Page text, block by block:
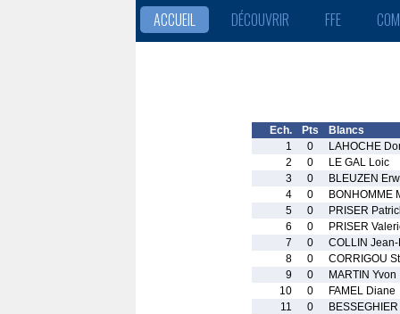
ACCUEIL DÉCOUVRIR FFE
Ech. Pts Blancs
1
0 LAHOCHE
2
0 LE GAL Loic
3
0 BLEUZEN
4
0 BONHOMME
5
0 PRISER
6
0 PRISER
7
0 COLLIN
8
0 CORRIGOU
9
0 MARTIN Yvon
10
0 FAMEL Diane
11
0